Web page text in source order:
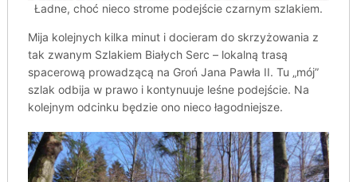
Ładne, choć nieco strome podejście czarnym szlakiem.
Mija kolejnych kilka minut i docieram do skrzyżowania z
tak zwanym Szlakiem Białych Serc – lokalną trasą
spacerową prowadzącą na Groń Jana Pawła II. Tu „mój”
szlak odbija w prawo i kontynuuje leśne podejście. Na
kolejnym odcinku będzie ono nieco łagodniejsze.